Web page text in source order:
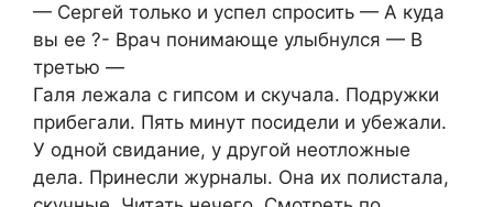
— Сергей только и успел спросить — А куда
вы ее ?- Врач понимающе улыбнулся — В
третью —
Галя лежала с гипсом и скучала. Подружки
прибегали. Пять минут посидели и убежали.
У одной свидание, у другой неотложные
дела. Принесли журналы. Она их полистала,